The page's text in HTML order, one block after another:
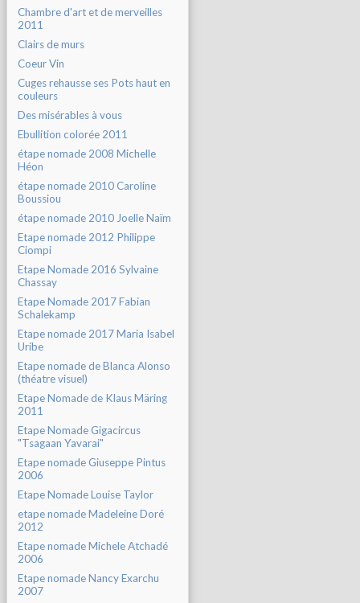
Chambre d'art et de merveilles
2011
Clairs de murs
Coeur Vin
Cuges rehausse ses Pots haut en
couleurs
Des misérables à vous
Ebullition colorée 2011
étape nomade 2008 Michelle
Héon
étape nomade 2010 Caroline
Boussiou
étape nomade 2010 Joelle Naïm
Etape nomade 2012 Philippe
Ciompi
Etape Nomade 2016 Sylvaine
Chassay
Etape Nomade 2017 Fabian
Schalekamp
Etape nomade 2017 Maria Isabel
Uribe
Etape nomade de Blanca Alonso
(théatre visuel)
Etape Nomade de Klaus Märing
2011
Etape Nomade Gigacircus
"Tsagaan Yavarai"
Etape nomade Giuseppe Pintus
2006
Etape Nomade Louise Taylor
etape nomade Madeleine Doré
2012
Etape nomade Michele Atchadé
2006
Etape nomade Nancy Exarchu
2007